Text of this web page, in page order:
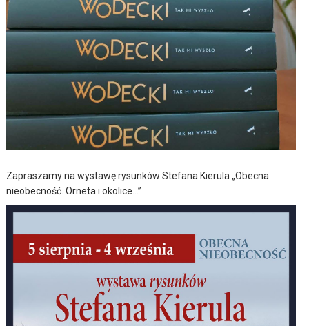
Zapraszamy na wystawę rysunków Stefana Kierula „Obecna
nieobecność. Orneta i okolice…”